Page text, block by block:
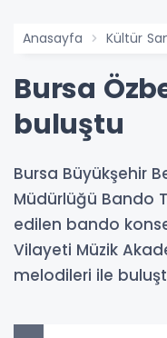
Anasayfa Kültür
Bursa
buluştu
Bursa Büyükşehir
Müdürlüğü Bando
edilen bando
Vilayeti Müzik
melodileri ile